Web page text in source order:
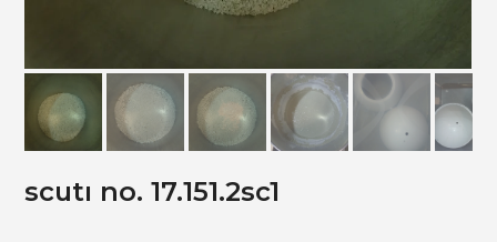
scutı no. 17.151.2sc1